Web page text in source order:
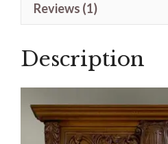
quantity
Reviews (1)
Description